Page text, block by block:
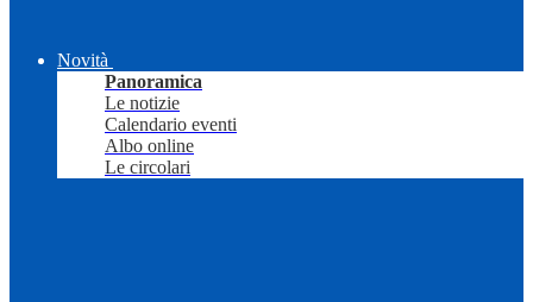
Novità
Panoramica
Le notizie
Calendario eventi
Albo online
Le circolari